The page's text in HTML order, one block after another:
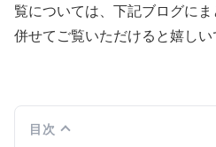
覧については、下記ブログに
併せてご覧いただけると嬉しい
目次